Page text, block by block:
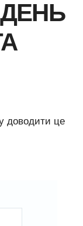
доводити це